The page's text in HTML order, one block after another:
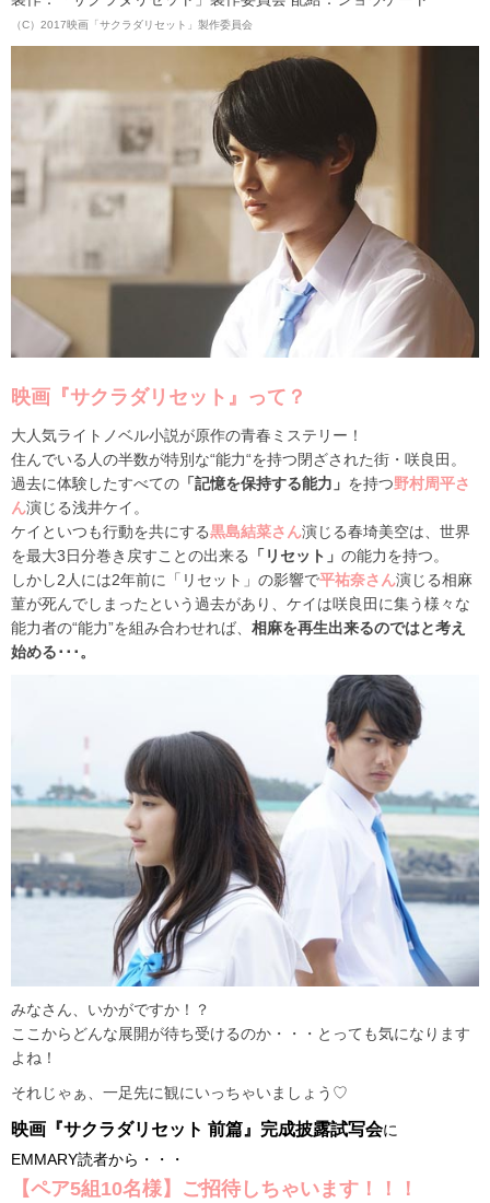
（C）2017映画「サクラダリセット」製作委員会
映画『サクラダリセット』って？
大人気ライトノベル小説が原作の青春ミステリー！
住んでいる人の半数が特別な“能力“を持つ閉ざされた街・咲良田。
過去に体験したすべての 「記憶を保持する能力」 を持つ野村周平さ
ん演じる浅井ケイ。
ケイといつも行動を共にする黒島結菜さん演じる春埼美空は、世界
を最大3日分巻き戻すことの出来る
「リセット」 の能力を持つ。
しかし2人には2年前に「リセット」の影響で平祐奈さん演じる相麻
菫が死んでしまったという過去があり、ケイは咲良田に集う様々な
能力者の“能力”を組み合わせれば、 相麻を再生出来るのではと考え
始める･･･。
みなさん、いかがですか！？
ここからどんな展開が待ち受けるのか・・・とっても気になります
よね！
それじゃぁ、一足先に観にいっちゃいましょう♡
映画『サクラダリセット 前篇』完成披露試写会に
EMMARY読者から・・・
【ペア5組10名様】ご招待しちゃいます！！！